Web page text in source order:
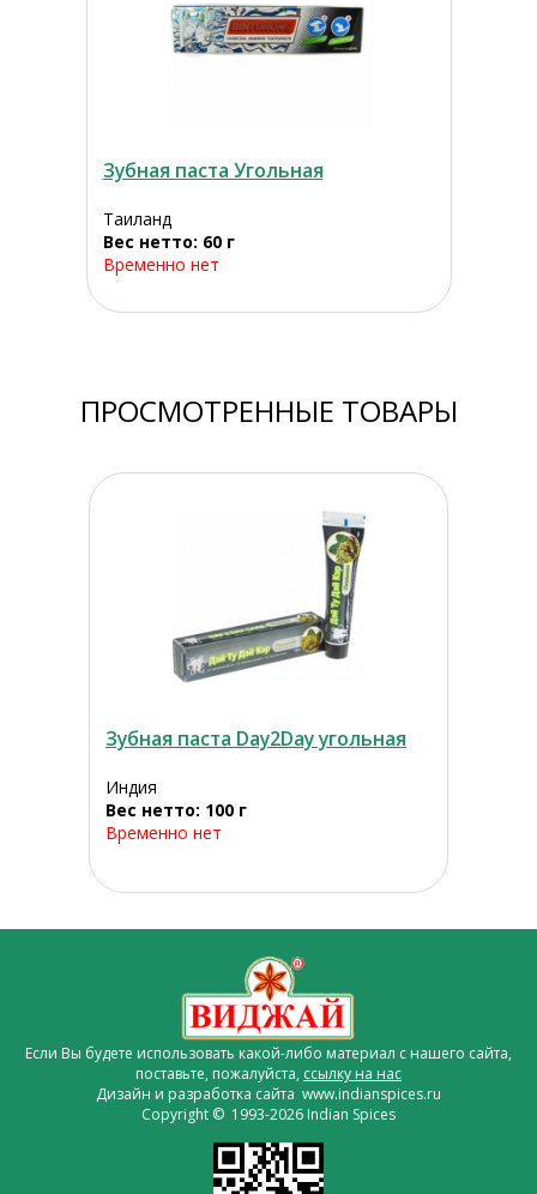
Зубная паста Угольная
Таиланд
Вес нетто: 60 г
Временно нет
ПРОСМОТРЕННЫЕ ТОВАРЫ
Зубная паста Day2Day угольная
Индия
Вес нетто: 100 г
Временно нет
Если Вы будете использовать какой-либо материал с нашего сайта,
поставьте, пожалуйста, ссылку на нас
Дизайн и разработка сайта www.indianspices.ru
Copyright © 1993-2026 Indian Spices